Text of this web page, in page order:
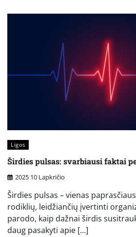
Ligos
Širdies pulsas: svarbiausi faktai
2025 10 Lapkričio
Širdies pulsas – vienas
rodiklių, leidžiančių įvertinti
parodo, kaip dažnai širdis
daug pasakyti apie […]